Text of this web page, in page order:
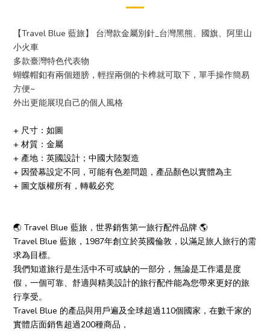
【Travel Blue 藍旅】 台灣款金屬別針_台灣黑熊、國旗、阿里山
小火車
多款臺灣特色代表物
蝴蝶帽釦有兩個翅膀， 輕捏兩側的卡榫就可取下，單手操作簡易
方便~
外出更能展現自己的個人風格
+ 尺寸：如圖
+ 材質：金屬
+ 產地：英國設計；中國大陸製造
+ 因螢幕設定不同，可能有色差問題，產品顏色以實體為主
+ 圖文版權所有，轉載必究
🌏 Travel Blue 藍旅，世界銷售第一旅行配件品牌 🌎
Travel Blue 藍旅，1987年創立於英國倫敦，以滿足旅人旅行的需
求為目標。
我們知道旅行是生活中不可或缺的一部分，無論是工作還是度
假，一個可靠、舒適與精美設計的旅行配件能為您帶來更好的旅
行享受。
Travel Blue 的產品與用戶遍及全球超過110個國家，在數千家的
實體店面銷售超過200種商品，